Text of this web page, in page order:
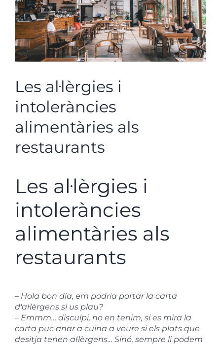
Les al·lèrgies i
intoleràncies
alimentàries als
restaurants
Les al·lèrgies i
intoleràncies
alimentàries als
restaurants
– Hola bon dia, em podria portar la carta
d'al·lèrgens si us plau?
– Emmm… disculpi, no en tenim, si es mira la
carta puc anar a cuina a veure si els plats que
desitja tenen al·lèrgens… Sinó, sempre li podem